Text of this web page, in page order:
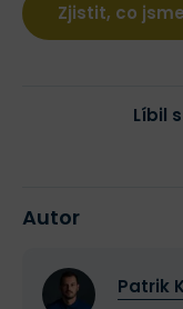
Zjistit, co
Líbil
Autor
Patrik